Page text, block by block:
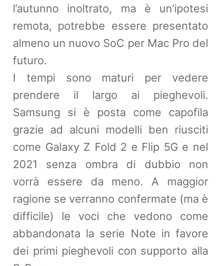
l’autunno inoltrato, ma è un’ipotesi
remota, potrebbe essere presentato
almeno un nuovo SoC per Mac Pro del
futuro.
I tempi sono maturi per vedere
prendere il largo ai pieghevoli.
Samsung si è posta come capofila
grazie ad alcuni modelli ben riusciti
come Galaxy Z Fold 2 e Flip 5G e nel
2021 senza ombra di dubbio non
vorrà essere da meno. A maggior
ragione se verranno confermate (ma è
difficile) le voci che vedono come
abbandonata la serie Note in favore
dei primi pieghevoli con supporto alla